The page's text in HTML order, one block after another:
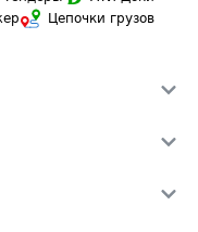
Цепочки грузов